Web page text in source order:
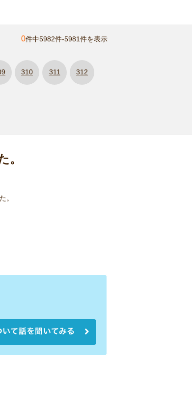
0件中5982件-5981件を表示
310 311 312
。
。